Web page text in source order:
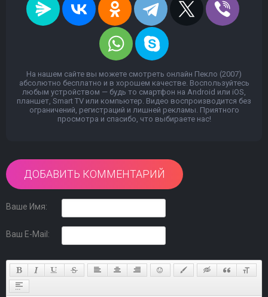
На нашем сайте вы можете смотреть онлайн Пекло (2007)
абсолютно бесплатно и в хорошем качестве. Воспользуйтесь
любым устройством — будь то смартфон на Android или iOS,
планшет, Smart TV или компьютер. Видео воспроизводится без
ограничений, регистраций и лишней рекламы. Приятного
просмотра и спасибо, что выбираете нас!
ДОБАВИТЬ КОММЕНТАРИЙ
Ваше Имя:
Ваш E-Mail: